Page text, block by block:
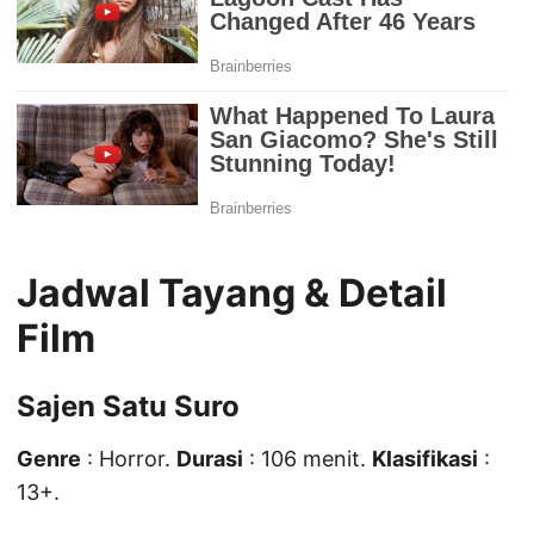
Jadwal Tayang & Detail
Film
Sajen Satu Suro
Genre : Horror. Durasi : 106 menit. Klasifikasi :
13+.